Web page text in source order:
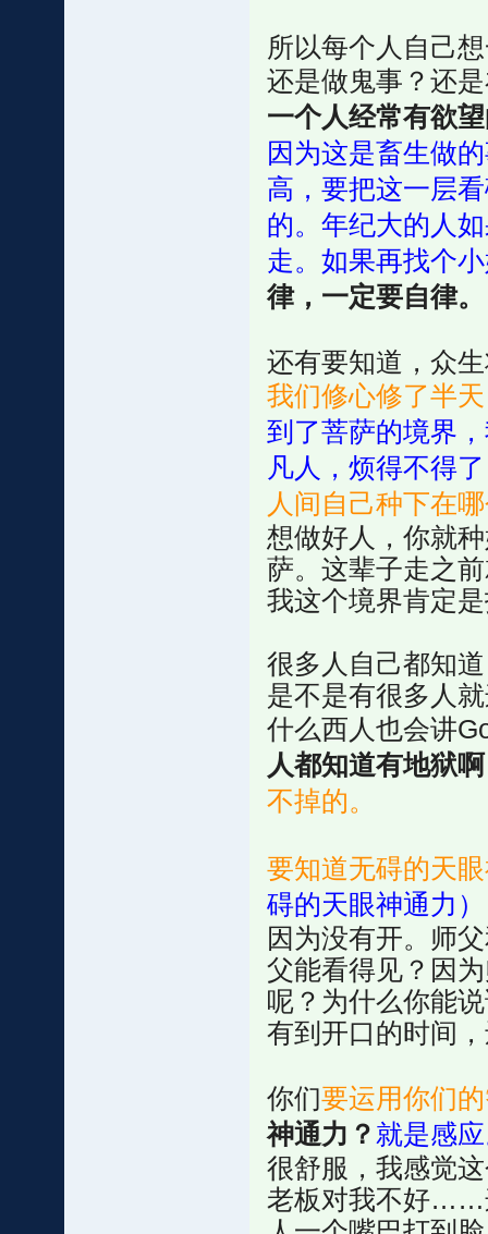
所以每个人自己
还是做鬼事？还
一个人经常有欲
因为这是畜生做
高，要把这一层
的。年纪大的人
走。如果再找个
律，一定要自律。
还有要知道，众
我们修心修了半
到了菩萨的境界
凡人，烦得不得
人间自己种下在
想做好人，你就
萨。这辈子走之
我这个境界肯定
很多人自己都知
是不是有很多人
什么西人也会讲
人都知道有地狱
不掉的。
要知道无碍的天
碍的天眼神通力）
因为没有开。师
父能看得见？因
呢？为什么你能
有到开口的时间
你们要运用你们
神通力？ 就是感
很舒服，我感觉
老板对我不好……